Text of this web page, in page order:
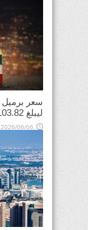
ليبلغ 103.82 دولاراً
2026/06/06